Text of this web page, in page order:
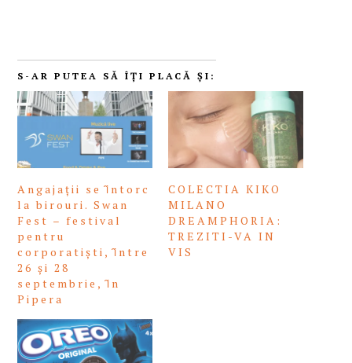
S-AR PUTEA SĂ ÎȚI PLACĂ ȘI:
Angajații se ȋntorc
la birouri. Swan
Fest – festival
pentru
corporatiști, ȋntre
26 și 28
septembrie, ȋn
Pipera
COLECTIA KIKO
MILANO
DREAMPHORIA:
TREZITI-VA IN
VIS